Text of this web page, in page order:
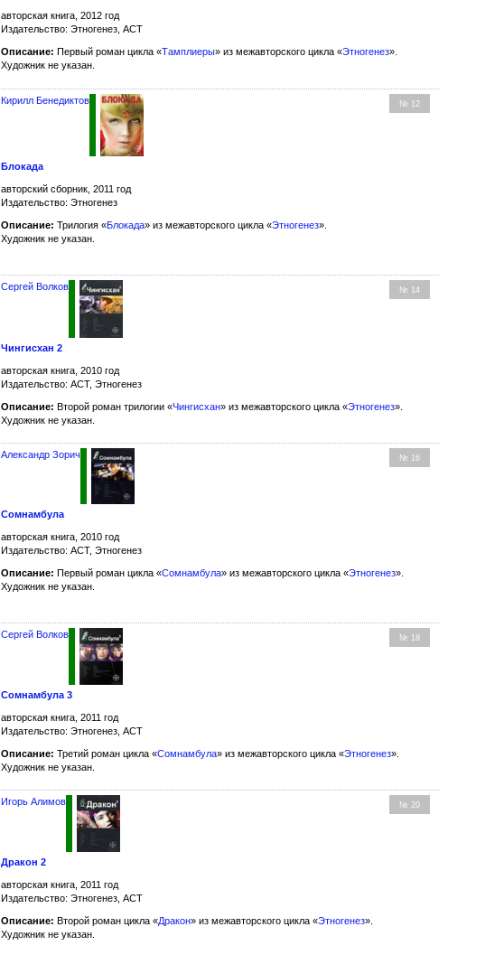
авторская книга, 2012 год
Издательство: Этногенез, АСТ
Описание: Первый роман цикла «Тамплиеры» из межавторского цикла «Этногенез».
Художник не указан.
№ 12
Кирилл Бенедиктов
Блокада
авторский сборник, 2011 год
Издательство: Этногенез
Описание: Трилогия «Блокада» из межавторского цикла «Этногенез».
Художник не указан.
№ 14
Сергей Волков
Чингисхан 2
авторская книга, 2010 год
Издательство: АСТ, Этногенез
Описание: Второй роман трилогии «Чингисхан» из межавторского цикла «Этногенез».
Художник не указан.
№ 16
Александр Зорич
Сомнамбула
авторская книга, 2010 год
Издательство: АСТ, Этногенез
Описание: Первый роман цикла «Сомнамбула» из межавторского цикла «Этногенез».
Художник не указан.
№ 18
Сергей Волков
Сомнамбула 3
авторская книга, 2011 год
Издательство: Этногенез, АСТ
Описание: Третий роман цикла «Сомнамбула» из межавторского цикла «Этногенез».
Художник не указан.
№ 20
Игорь Алимов
Дракон 2
авторская книга, 2011 год
Издательство: Этногенез, АСТ
Описание: Второй роман цикла «Дракон» из межавторского цикла «Этногенез».
Художник не указан.